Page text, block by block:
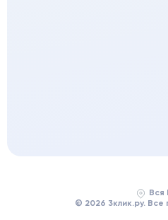
Вся
© 2026 3клик.ру.